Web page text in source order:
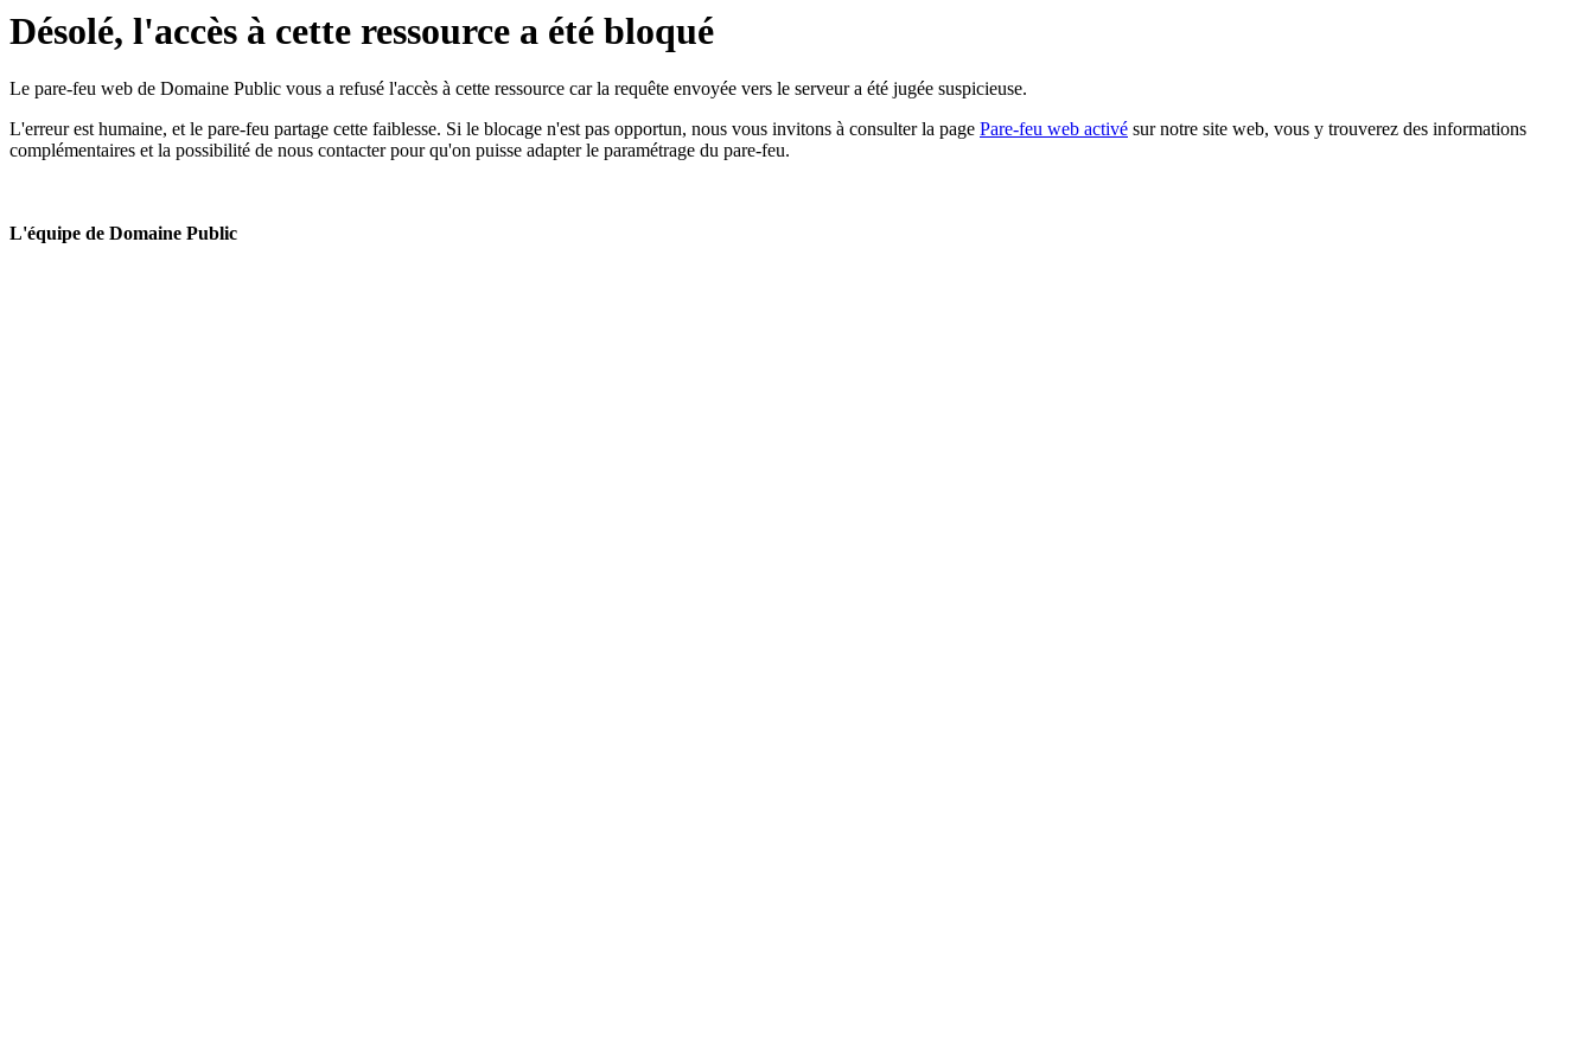
Désolé, l'accès à cette ressource a été bloqué
Le pare-feu web de Domaine Public vous a refusé l'accès à cette ressource car la requête envoyée vers le serveur a été jugée suspicieuse.
L'erreur est humaine, et le pare-feu partage cette faiblesse. Si le blocage n'est pas opportun, nous vous invitons à consulter la page Pare-feu web activé sur notre site web, vous y trouverez des informations
complémentaires et la possibilité de nous contacter pour qu'on puisse adapter le paramétrage du pare-feu.
L'équipe de Domaine Public